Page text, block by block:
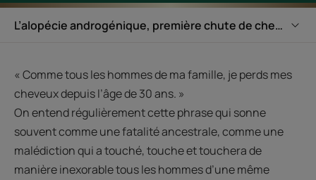
L’alopécie androgénique, première chute de cheveux
« Comme tous les hommes de ma famille, je perds mes
cheveux depuis l’âge de 30 ans. »
On entend régulièrement cette phrase qui sonne
souvent comme une fatalité ancestrale, comme une
malédiction qui a touché, touche et touchera de
manière inexorable tous les hommes d’une même